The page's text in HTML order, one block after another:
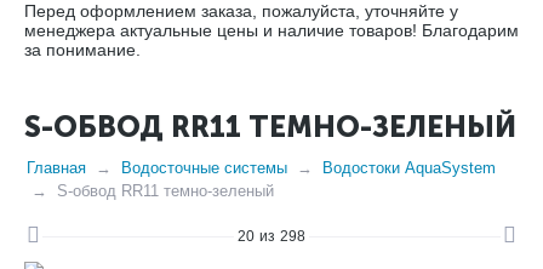
Перед оформлением заказа, пожалуйста, уточняйте у
менеджера актуальные цены и наличие товаров! Благодарим
за понимание.
S-ОБВОД RR11 ТЕМНО-ЗЕЛЕНЫЙ
Главная Водосточные системы
Водостоки AquaSystem
S-обвод RR11 темно-зеленый
20 из 298